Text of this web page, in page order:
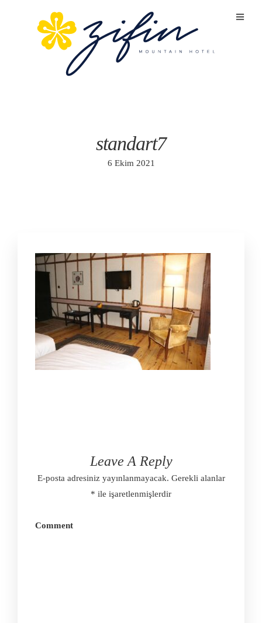
standart7
6 Ekim 2021
Leave A Reply
E-posta adresiniz yayınlanmayacak. Gerekli alanlar
* ile işaretlenmişlerdir
Comment